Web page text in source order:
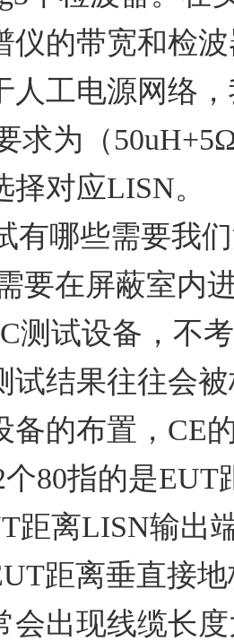
仪的带宽和检
人工电源网络
求为（
择对应LISN。
有哪些需要我
要在屏蔽室内
测试设备，不
试结果往往会
备的布置， CE
个80指的是EUT
距离LISN输出
距离垂直接
会出现线缆长